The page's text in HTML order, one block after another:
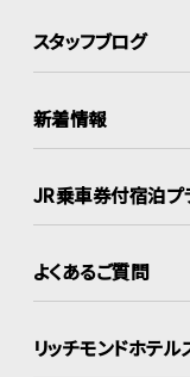
スタッフブログ
新着情報
JR乗車券付宿泊プ
よくあるご質問
リッチモンドホテル